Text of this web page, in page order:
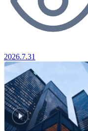
2026.7.31